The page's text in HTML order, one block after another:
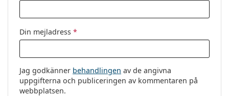
Din mejladress *
Jag godkänner behandlingen av de angivna
uppgifterna och publiceringen av kommentaren på
webbplatsen.